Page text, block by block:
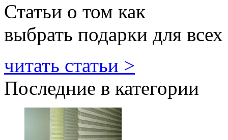
Статьи о том как
выбрать подарки для всех
читать статьи >
Последние в категории